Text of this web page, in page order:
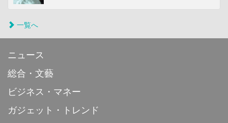
一覧へ
ニュース
総合・文藝
ビジネス・マネー
ガジェット・トレンド